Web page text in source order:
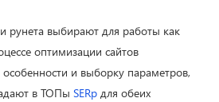
рунета выбирают для работы как
оптимизации сайтов
и выборку параметров,
в ТОПы SERp для обеих